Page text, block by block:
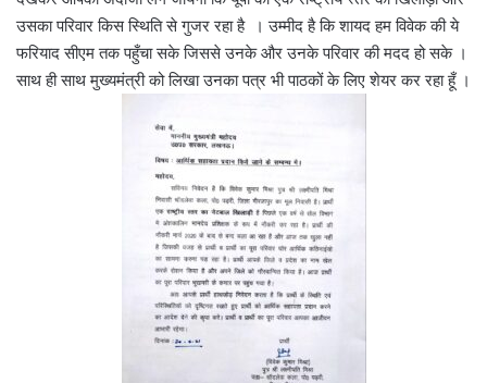
उसका परिवार किस स्थिति से गुजर रहा है । उम्मीद है कि शायद हम विवेक की ये
फरियाद सीएम तक पहुँचा सके जिससे उनके और उनके परिवार की मदद हो सके ।
साथ ही साथ मुख्यमंत्री को लिखा उनका पत्र भी पाठकों के लिए शेयर कर रहा हूँ ।